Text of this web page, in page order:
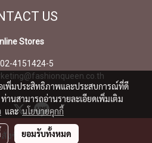
สั่งซื้อสินค้า
US
Stores
02-4151424-5
เพิ่มประสิทธิภาพและประสบการณ์ที่ดี
านสามารถอ่านรายละเอียดเพิ่มเติม
และนโยบายคุกกี้
ยอมรับทั้งหมด